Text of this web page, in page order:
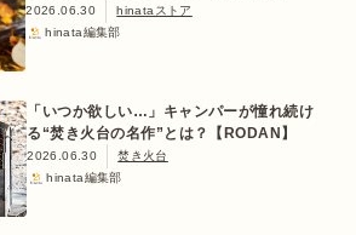
2026.06.30
hinataストア
hinata編集部
「いつか欲しい…」キャンパーが憧れ続け
る“焚き火台の名作”とは？【RODAN】
2026.06.30
焚き火台
hinata編集部